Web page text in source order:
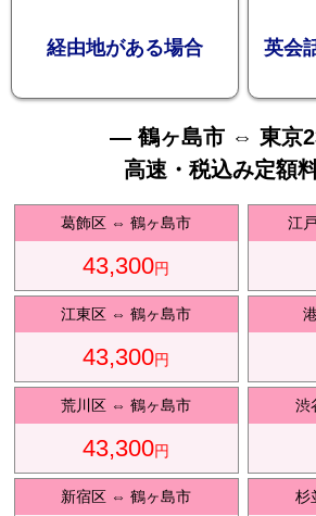
お
送
ラ
経由地がある場合 英会
— 鶴ヶ島市 ⇔ 東京
高速・税込み定額
葛飾区 ⇔鶴ヶ島市
43,300円
江
江東区 ⇔鶴ヶ島市
43,300円
荒川区 ⇔鶴ヶ島市
43,300円
渋
新宿区 ⇔鶴ヶ島市 杉